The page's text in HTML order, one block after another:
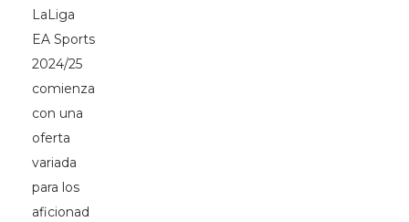
LaLiga
EA Sports
2024/25
comienza
con una
oferta
variada
para los
aficionad